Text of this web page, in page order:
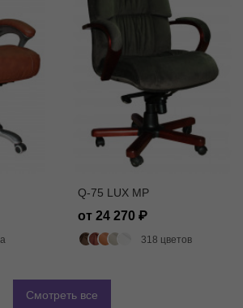
Q-75 LUX MP
от 24 270
318 цветов
Смотреть все